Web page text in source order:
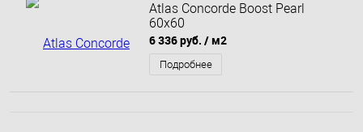
Atlas Concorde Boost Pearl
60x60
6 336 руб. / м2
Подробнее